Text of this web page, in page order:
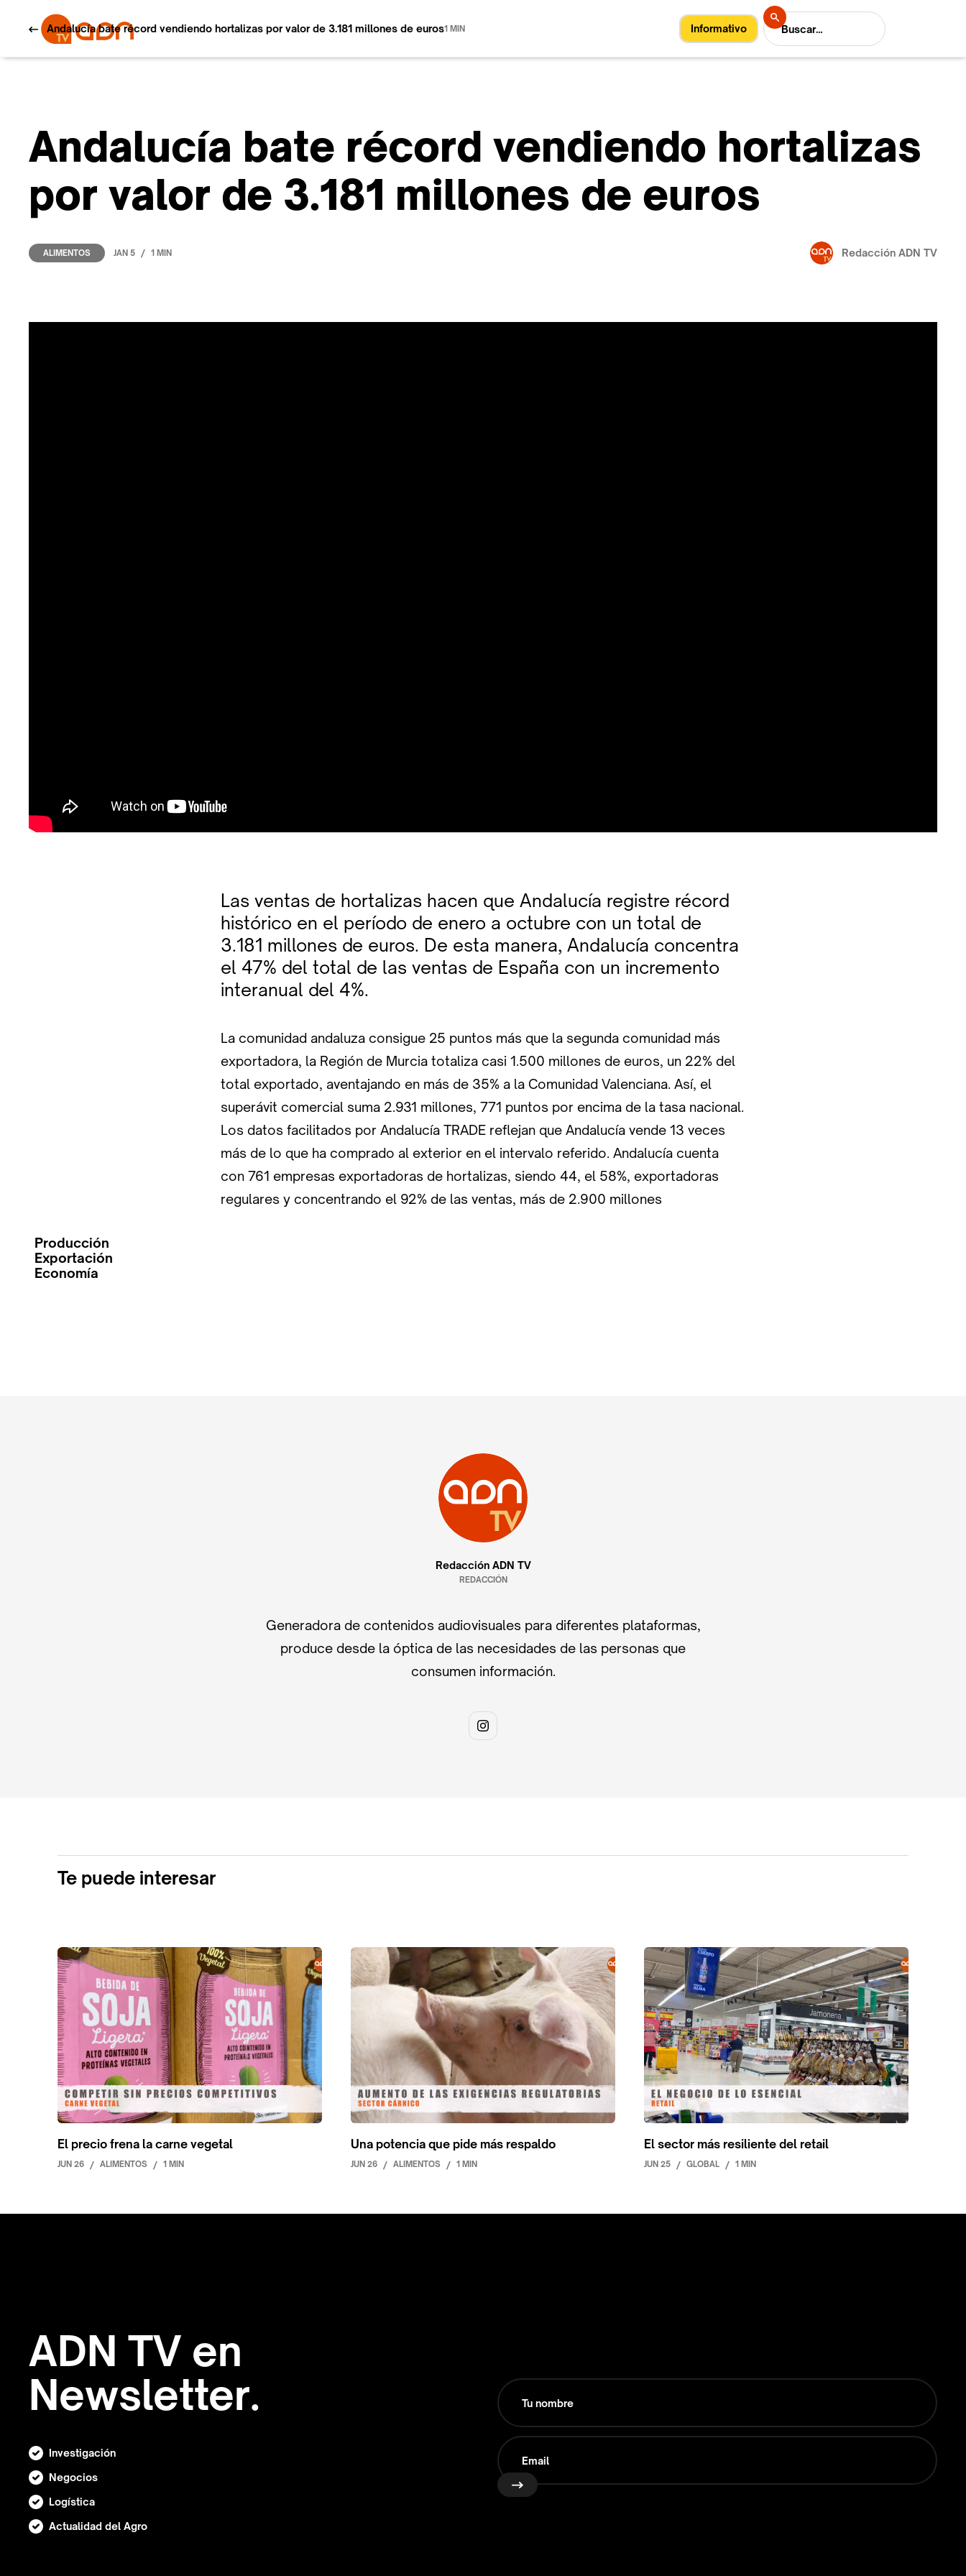
Informativo
Andalucía bate récord vendiendo hortalizas por valor de 3.181 millones de euros1 MIN
Andalucía bate récord vendiendo hortalizas
por valor de 3.181 millones de euros
ALIMENTOS JAN 5 / 1 MIN Redacción ADN TV
Las ventas de hortalizas hacen que Andalucía registre récord
histórico en el período de enero a octubre con un total de
3.181 millones de euros. De esta manera, Andalucía concentra
el 47% del total de las ventas de España con un incremento
interanual del 4%.
La comunidad andaluza consigue 25 puntos más que la segunda comunidad más
exportadora, la Región de Murcia totaliza casi 1.500 millones de euros, un 22% del
total exportado, aventajando en más de 35% a la Comunidad Valenciana. Así, el
superávit comercial suma 2.931 millones, 771 puntos por encima de la tasa nacional.
Los datos facilitados por Andalucía TRADE reflejan que Andalucía vende 13 veces
más de lo que ha comprado al exterior en el intervalo referido. Andalucía cuenta
con 761 empresas exportadoras de hortalizas, siendo 44, el 58%, exportadoras
regulares y concentrando el 92% de las ventas, más de 2.900 millones
Producción
Exportación
Economía
Redacción ADN TV
REDACCIÓN
Generadora de contenidos audiovisuales para diferentes plataformas,
produce desde la óptica de las necesidades de las personas que
consumen información.
Te puede interesar
El precio frena la carne vegetal
JUN 26 / ALIMENTOS / 1 MIN
Una potencia que pide más respaldo
JUN 26 / ALIMENTOS / 1 MIN
El sector más resiliente del retail
JUN 25 / GLOBAL / 1 MIN
ADN TV en
Newsletter.
Investigación
Negocios
Logística
Actualidad del Agro